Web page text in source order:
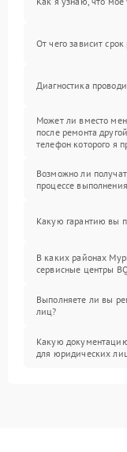
От чего зависит
Диагностика
Может ли вместо
после ремонта
телефон которого я
Возможно ли
процессе
Какую гарантию вы
В каких районах
сервисные центры
Выполняете ли вы
лиц?
Какую
для юридических